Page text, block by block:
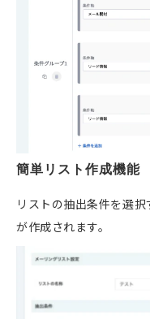
簡単リスト作成機能
リストの抽出条件を選
が作成されます。